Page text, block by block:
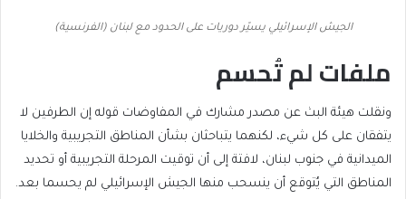
الجيش الإسرائيلي يسيّر دوريات على الحدود مع لبنان (الفرنسية)
ملفات لم تُحسم
ونقلت هيئة البث عن مصدر مشارك في المفاوضات قوله إن الطرفين لا
يتفقان على كل شيء، لكنهما يتباحثان بشأن المناطق التجريبية والخلايا
الميدانية في جنوب لبنان، لافتة إلى أن توقيت المرحلة التجريبية أو تحديد
المناطق التي يُتوقع أن ينسحب منها الجيش الإسرائيلي لم يحسما بعد.